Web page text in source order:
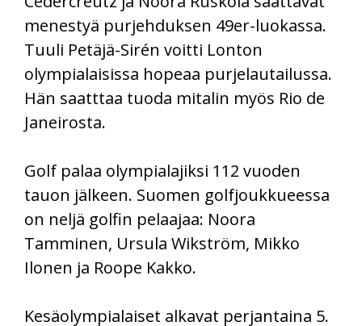
menestyä purjehduksen 49er-luokassa.
Tuuli Petäjä-Sirén voitti Lonton
olympialaisissa hopeaa purjelautailussa.
Hän saatttaa tuoda mitalin myös Rio de
Janeirosta.
Golf palaa olympialajiksi 112 vuoden
tauon jälkeen. Suomen golfjoukkueessa
on neljä golfin pelaajaa: Noora
Tamminen, Ursula Wikström, Mikko
Ilonen ja Roope Kakko.
Kesäolympialaiset alkavat perjantaina 5.